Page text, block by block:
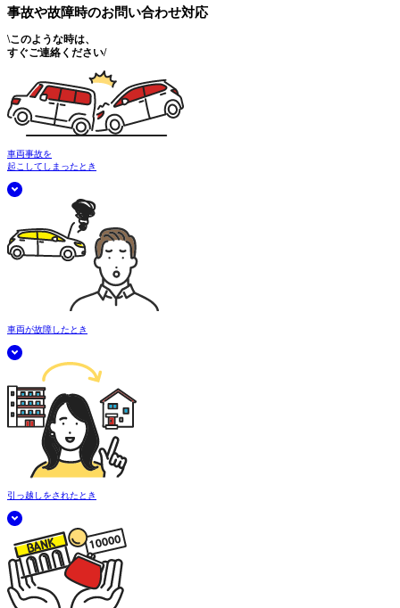
事故や故障時のお問い合わせ対応
\このような時は、
すぐご連絡ください/
車両事故を
起こしてしまったとき
車両が故障したとき
引っ越しをされたとき